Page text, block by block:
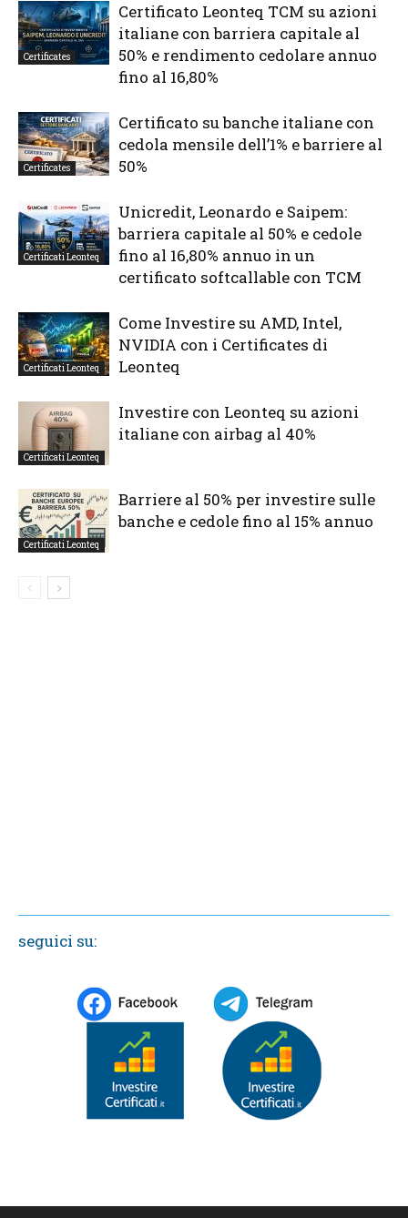
Certificates
Certificato Leonteq TCM su azioni
italiane con barriera capitale al
50% e rendimento cedolare annuo
fino al 16,80%
Certificates
Certificato su banche italiane con
cedola mensile dell’1% e barriere al
50%
Certificati Leonteq
Unicredit, Leonardo e Saipem:
barriera capitale al 50% e cedole
fino al 16,80% annuo in un
certificato softcallable con TCM
Certificati Leonteq
Come Investire su AMD, Intel,
NVIDIA con i Certificates di
Leonteq
Certificati Leonteq
Investire con Leonteq su azioni
italiane con airbag al 40%
Certificati Leonteq
Barriere al 50% per investire sulle
banche e cedole fino al 15% annuo
seguici su: